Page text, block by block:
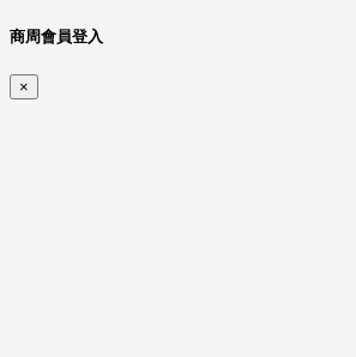
商周會員登入
×